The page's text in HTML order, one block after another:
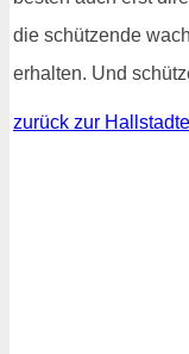
die schützende
erhalten. Und
zurück zur